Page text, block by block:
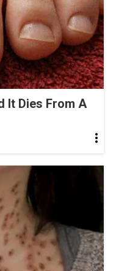
It Dies From A